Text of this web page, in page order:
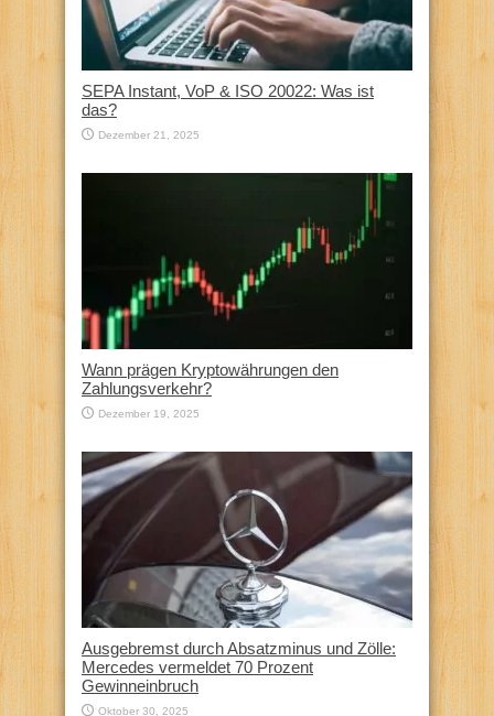
SEPA Instant, VoP & ISO 20022: Was ist
das?
Dezember 21, 2025
Wann prägen Kryptowährungen den
Zahlungsverkehr?
Dezember 19, 2025
Ausgebremst durch Absatzminus und Zölle:
Mercedes vermeldet 70 Prozent
Gewinneinbruch
Oktober 30, 2025